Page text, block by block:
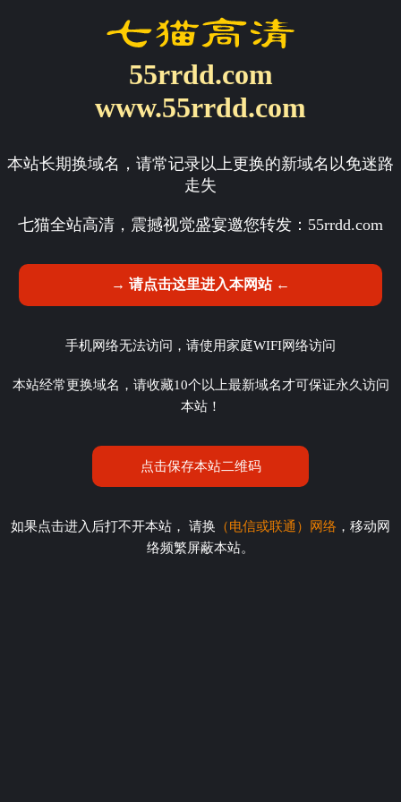
55rrdd.com
www.55rrdd.com
本站长期换域名，请常记录以上更换的新域名以免迷路
走失
七猫全站高清，震撼视觉盛宴邀您转发： 55rrdd.com
→ 请点击这里进入本网站 ←
手机网络无法访问，请使用家庭WIFI网络访问
本站经常更换域名，请收藏10个以上最新域名才可保证永久访问
本站！
点击保存本站二维码
如果点击进入后打不开本站， 请换 （电信或联通）网络 ，移动网
络频繁屏蔽本站。